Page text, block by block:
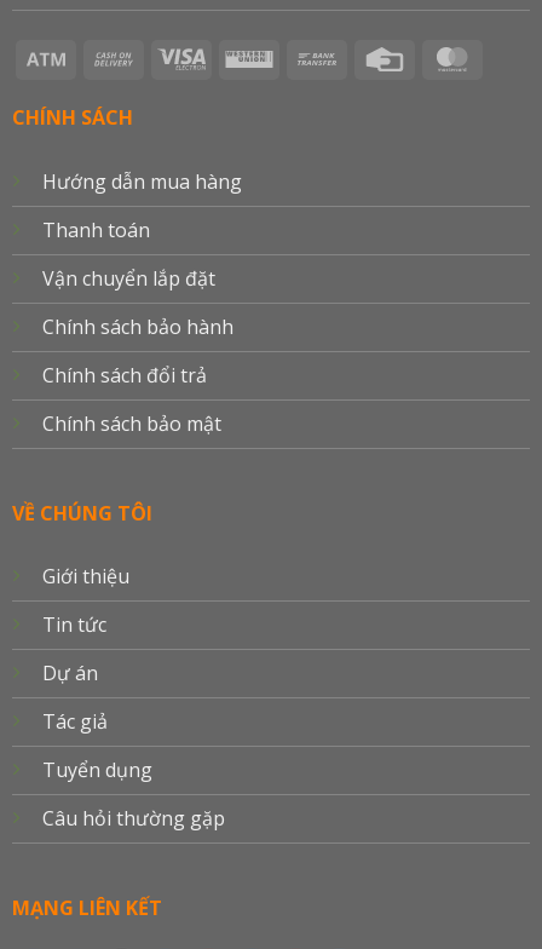
Atm
Cash
Visa
Western
Bank
Credit
CHÍNH SÁCH
Hướng dẫn mua hàng
Thanh toán
Vận chuyển lắp đặt
Chính sách bảo hành
Chính sách đổi trả
Chính sách bảo mật
VỀ CHÚNG TÔI
Giới thiệu
Tin tức
Dự án
Tác giả
Tuyển dụng
Câu hỏi thường gặp
MẠNG LIÊN KẾT